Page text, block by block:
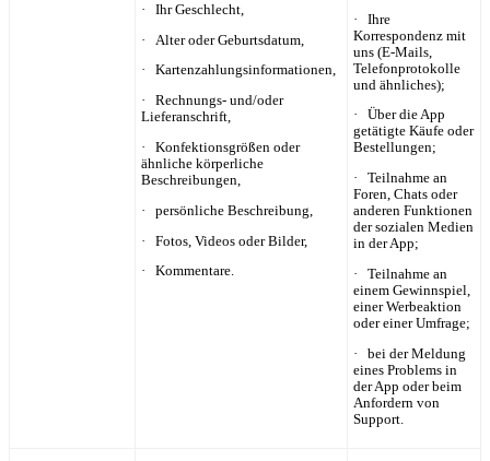
· Ihr Geschlecht,
· Alter oder Geburtsdatum,
· Kartenzahlungsinformationen,
· Rechnungs- und/oder
Lieferanschrift,
· Konfektionsgrößen oder
ähnliche körperliche
Beschreibungen,
· persönliche Beschreibung,
· Fotos, Videos oder Bilder,
· Kommentare.
· Ihre
Korrespondenz mit
uns (E-Mails,
Telefonprotokolle
und ähnliches);
· Über die App
getätigte Käufe oder
Bestellungen;
· Teilnahme an
Foren, Chats oder
anderen Funktionen
der sozialen Medien
in der App;
· Teilnahme an
einem Gewinnspiel,
einer Werbeaktion
oder einer Umfrage;
· bei der Meldung
eines Problems in
der App oder beim
Anfordern von
Support.